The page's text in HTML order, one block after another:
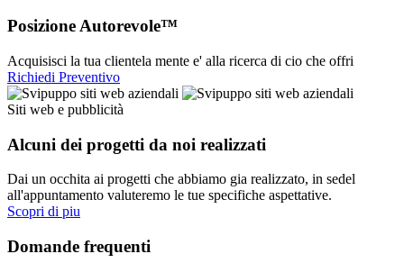
Posizione Autorevole™
Acquisisci la tua clientela mente e' alla ricerca di cio che offri
Richiedi Preventivo
Siti web e pubblicità
Alcuni dei progetti da noi realizzati
Dai un occhita ai progetti che abbiamo gia realizzato, in sedel
all'appuntamento valuteremo le tue specifiche aspettative.
Scopri di piu
Domande frequenti